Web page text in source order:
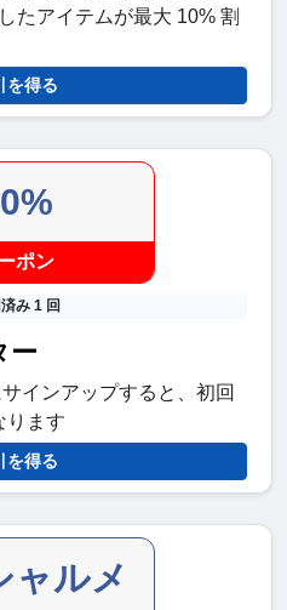
たアイテムが最大 10% 割
を得る
ポン
み 1 回
ー
インアップすると、初回
ります
を得る
ャルメ